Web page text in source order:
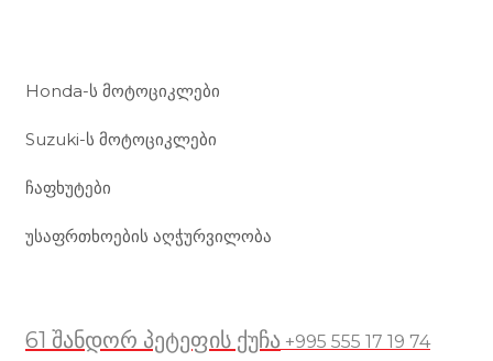
Honda-ს მოტოციკლები
Suzuki-ს მოტოციკლები
ჩაფხუტები
უსაფრთხოების აღჭურვილობა
61 შანდორ პეტეფის ქუჩა +995 555 17 19 74